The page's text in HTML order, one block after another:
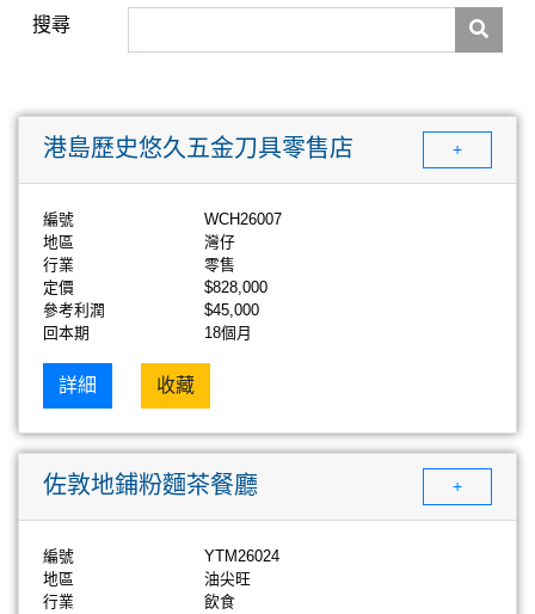
搜尋
港島歷史悠久五金刀具零售店 +
編號
WCH26007
地區
灣仔
行業
零售
定價
$828,000
參考利潤
$45,000
回本期
18個月
詳細 收藏
佐敦地鋪粉麵茶餐廳 +
編號
YTM26024
地區
油尖旺
行業
飲食